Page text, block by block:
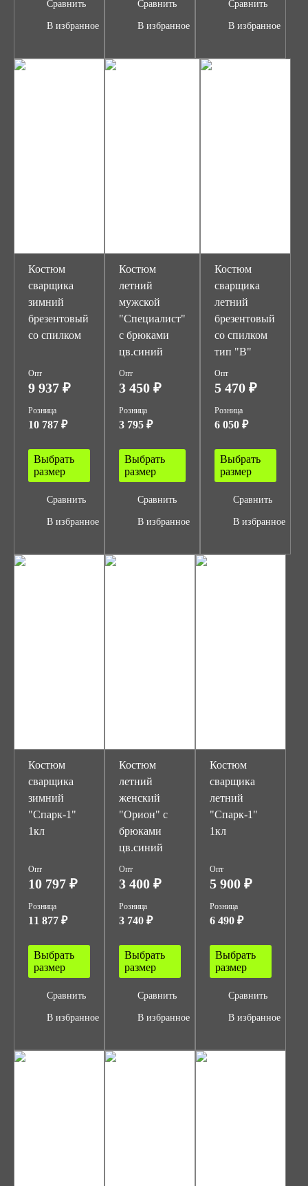
Сравнить
В избранное
Сравнить
В избранное
Сравнить
В избранное
Костюм
сварщика
зимний
брезентовый
со спилком
Опт
9 937 ₽
Розница
10 787 ₽
Выбрать
размер
Сравнить
В избранное
Костюм
летний
мужской
"Специалист"
с брюками
цв.синий
Опт
3 450 ₽
Розница
3 795 ₽
Выбрать
размер
Сравнить
В избранное
Костюм
сварщика
летний
брезентовый
со спилком
тип "В"
Опт
5 470 ₽
Розница
6 050 ₽
Выбрать
размер
Сравнить
В избранное
Костюм
сварщика
зимний
"Спарк-1"
1кл
Опт
10 797 ₽
Розница
11 877 ₽
Выбрать
размер
Сравнить
В избранное
Костюм
летний
женский
"Орион" с
брюками
цв.синий
Опт
3 400 ₽
Розница
3 740 ₽
Выбрать
размер
Сравнить
В избранное
Костюм
сварщика
летний
"Спарк-1"
1кл
Опт
5 900 ₽
Розница
6 490 ₽
Выбрать
размер
Сравнить
В избранное